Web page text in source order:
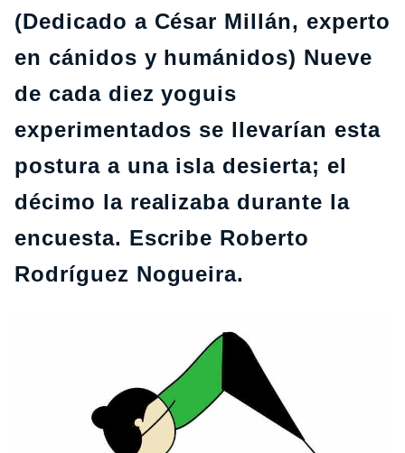
(Dedicado a César Millán, experto
en cánidos y humánidos) Nueve
de cada diez yoguis
experimentados se llevarían esta
postura a una isla desierta; el
décimo la realizaba durante la
encuesta. Escribe Roberto
Rodríguez Nogueira.